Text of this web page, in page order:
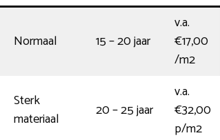
Normaal 15 – 20 jaar
v.a.
€17,00
/m2
Sterk
materiaal
20 – 25 jaar
v.a.
€32,00
p/m2